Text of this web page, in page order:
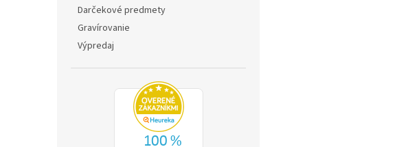
Darčekové predmety
Gravírovanie
Výpredaj